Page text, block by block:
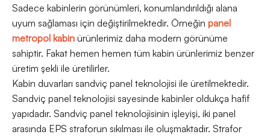
Sadece kabinlerin görünümleri, konumlandırıldığı alana
uyum sağlaması için değiştirilmektedir. Örneğin panel
metropol kabin ürünlerimiz daha modern görünüme
sahiptir. Fakat hemen hemen tüm kabin ürünlerimiz benzer
üretim şekli ile üretilirler.
Kabin duvarları sandviç panel teknolojisi ile üretilmektedir.
Sandviç panel teknolojisi sayesinde kabinler oldukça hafif
yapıdadır. Sandviç panel teknolojisinin işleyişi, iki panel
arasında EPS straforun sıkılması ile oluşmaktadır. Strafor